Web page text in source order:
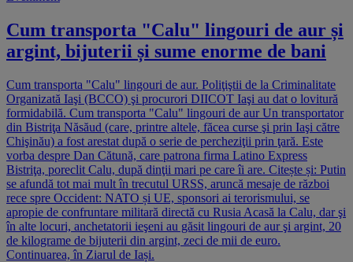
Cum transporta "Calu" lingouri de aur și
argint, bijuterii și sume enorme de bani
Cum transporta "Calu" lingouri de aur. Poliţiştii de la Criminalitate
Organizată Iaşi (BCCO) şi procurori DIICOT Iaşi au dat o lovitură
formidabilă. Cum transporta "Calu" lingouri de aur Un transportator
din Bistriţa Năsăud (care, printre altele, făcea curse şi prin Iaşi către
Chişinău) a fost arestat după o serie de percheziţii prin ţară. Este
vorba despre Dan Cătună, care patrona firma Latino Express
Bistriţa, poreclit Calu, după dinţii mari pe care îi are. Citește și: Putin
se afundă tot mai mult în trecutul URSS, aruncă mesaje de război
rece spre Occident: NATO și UE, sponsori ai terorismului, se
apropie de confruntare militară directă cu Rusia Acasă la Calu, dar şi
în alte locuri, anchetatorii ieşeni au găsit lingouri de aur şi argint, 20
de kilograme de bijuterii din argint, zeci de mii de euro.
Continuarea, în Ziarul de Iași.